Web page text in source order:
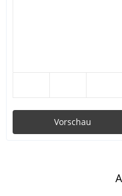
Vorschau